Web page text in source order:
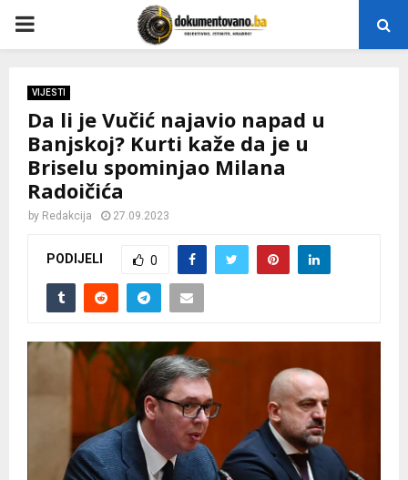
P
M
A
VIJESTI
Da li je Vučić najavio napad u
Banjskoj? Kurti kaže da je u
Briselu spominjao Milana
Radoičića
by Redakcija 27.09.2023
PODIJELI 0